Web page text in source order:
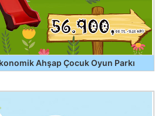
Ahşap Çocuk Oyun Parkı